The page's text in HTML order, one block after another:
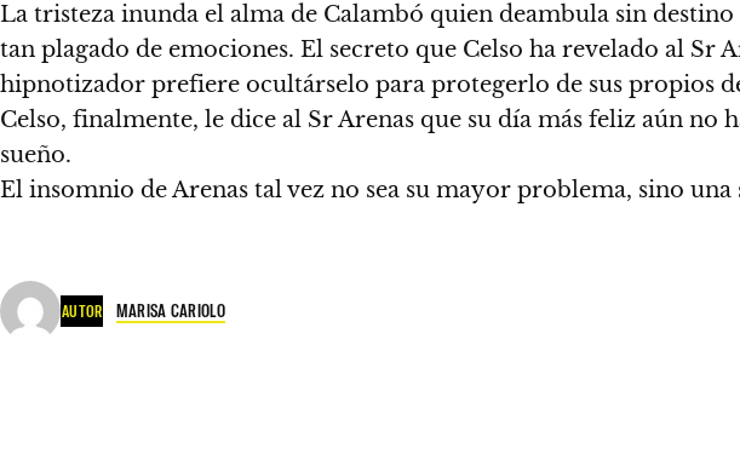
La tristeza inunda el alma de Calambó quien deambula sin
tan plagado de emociones. El secreto que Celso ha revelado al
hipnotizador prefiere ocultárselo para protegerlo de sus propios
Celso, finalmente, le dice al Sr Arenas que su día más feliz aún no
sueño.
El insomnio de Arenas tal vez no sea su mayor problema, sino
AUTOR MARISA CARIOLO